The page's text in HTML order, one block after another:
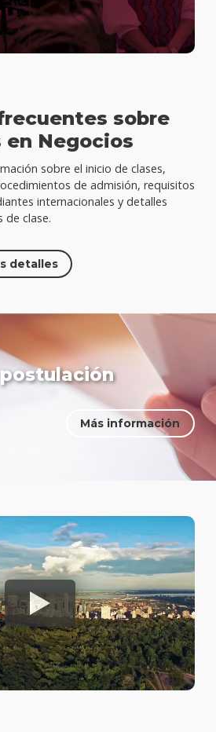
sobre
en Negocios
sobre el inicio de clases,
de admisión, requisitos
internacionales y detalles
de clase.
detalles
Más información